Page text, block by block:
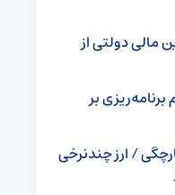
مالی دولتی از
بر
/ ارز چندنرخی